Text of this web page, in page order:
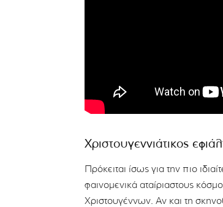
Χριστουγεννιάτικος
Πρόκειται ίσως για την πιο
φαινομενικά αταίριαστους
Χριστουγέννων. Αν και τη